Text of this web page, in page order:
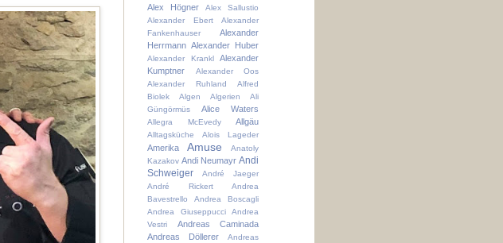
Alex Högner
Alex Sallustio
Alexander Ebert
Alexander
Fankenhauser
Alexander
Herrmann Alexander Huber
Alexander Krankl
Alexander
Kumptner
Alexander Oos
Alexander Ruhland
Alfred
Biolek
Algen Algerien
Ali
Güngörmüs
Alice Waters
Allegra McEvedy Allgäu
Alltagsküche Alois Lageder
Amerika Amuse
Anatoly
Kazakov Andi Neumayr Andi
Schweiger
André Jaeger
André Rickert
Andrea
Bavestrello
Andrea Boscagli
Andrea Giuseppucci
Andrea
Vestri
Andreas Caminada
Andreas Döllerer
Andreas